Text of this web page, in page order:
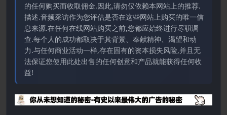
的任何购买而收取佣金.因此,请勿仅依赖本网站上的推荐.
描述.音频采访作为您评估是否在这些网站上购买的唯一信
息来源.在任何在线网站购买之前,您都应始终进行尽职调
查.每个人的成功都取决于其背景、奉献精神、渴望和动
力.与任何商业活动一样,存在固有的资本损失风险,并且无
法保证您使用此处出售的任何创意和产品就能获得任何收
益!